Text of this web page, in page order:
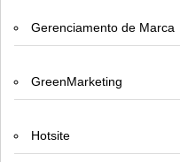
Gerenciamento de Marca
GreenMarketing
Hotsite